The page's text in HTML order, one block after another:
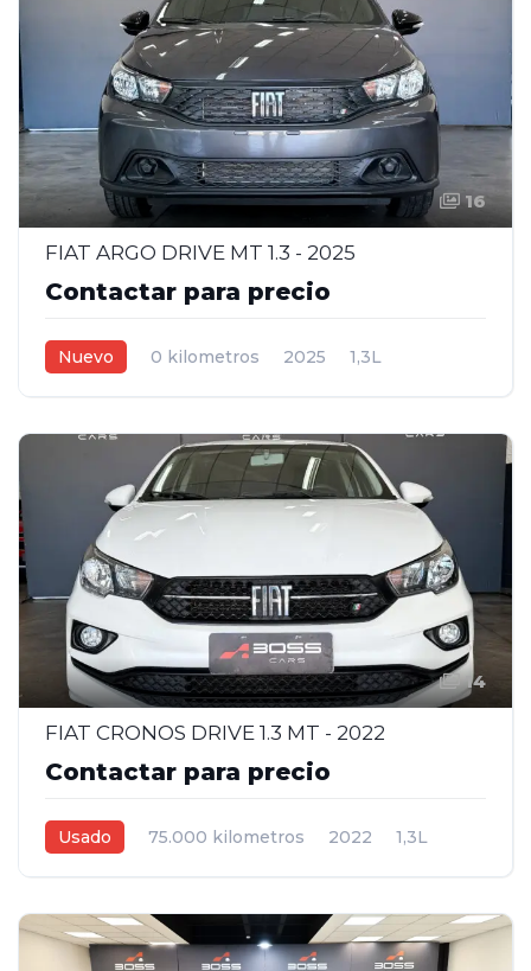
16
FIAT ARGO DRIVE MT 1.3 - 2025
Contactar para precio
Nuevo 0 kilometros 2025
1,3L
14
FIAT CRONOS DRIVE 1.3 MT - 2022
Contactar para precio
Usado 75.000 kilometros 2022
1,3L